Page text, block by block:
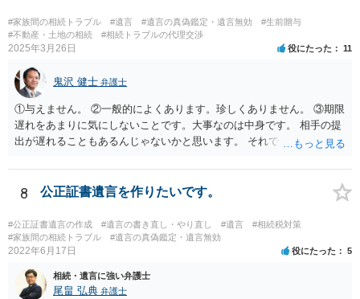
#家族間の相続トラブル #遺言 #遺言の真偽鑑定・遺言無効
#生前贈与
#不動産・土地の相続
#相続トラブルの代理交渉
2025年3月26日 役にたった 11
鬼沢 健士 弁護士
①与えません。 ②一般的によくあります。珍しくありません。 ③期限
遅れをあまりに気にしないことです。大事なのは中身です。 相手の提
出が遅れることもあるんじゃないかと思います。 それでもあなた有利
8 公正証書遺言を作りたいです。
#公正証書遺言の作成 #遺言の書き直し・やり直し #遺言
#相続税対策
#家族間の相続トラブル
#遺言の真偽鑑定・遺言無効
2022年6月17日 役にたった 5
相続・遺言に強い弁護士
尾畠 弘典 弁護士